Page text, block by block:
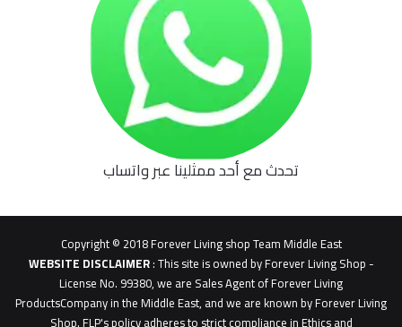
تحدث مع أحد ممثلينا عبر واتساب
Copyright © 2018 Forever Living shop Team Middle East
WEBSITE DISCLAIMER: This site is owned by Forever Living Shop -
License No. 99380, we are Sales Agent of Forever Living
ProductsCompany in the Middle East, and we are known by Forever Living
Shop. FLP's policy adheres to strict compliance in Ethics and